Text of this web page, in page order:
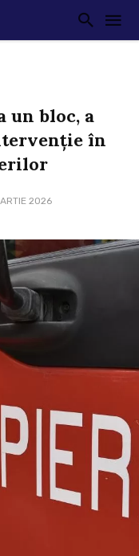
un bloc, a
în
2026